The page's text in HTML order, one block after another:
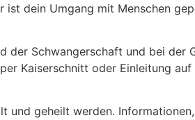
dein Umgang mit Menschen
der Schwangerschaft und bei der
Kaiserschnitt oder Einleitung
geheilt werden.